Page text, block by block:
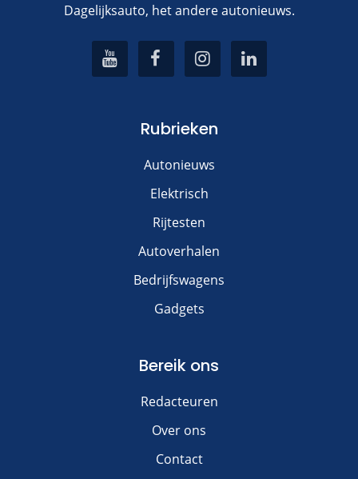
Dagelijksauto, het andere autonieuws.
Rubrieken
Autonieuws
Elektrisch
Rijtesten
Autoverhalen
Bedrijfswagens
Gadgets
Bereik ons
Redacteuren
Over ons
Contact